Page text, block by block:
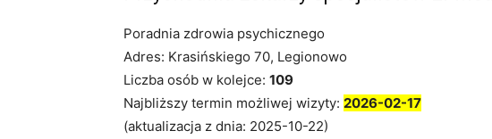
Poradnia zdrowia psychicznego
Adres: Krasińskiego 70, Legionowo
Liczba osób w kolejce: 109
Najbliższy termin możliwej wizyty: 2026-02-17
(aktualizacja z dnia: 2025-10-22)